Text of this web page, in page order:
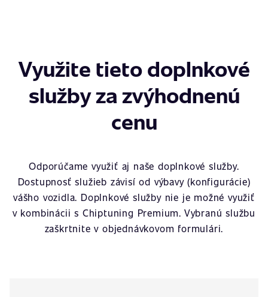
Využite tieto doplnkové
služby za zvýhodnenú
cenu
Odporúčame využiť aj naše doplnkové služby.
Dostupnosť služieb závisí od výbavy (konfigurácie)
vášho vozidla. Doplnkové služby nie je možné využiť
v kombinácii s Chiptuning Premium. Vybranú službu
zaškrtnite v objednávkovom formulári.